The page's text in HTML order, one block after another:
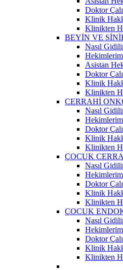
Doktor
Klinik
Klinikten
BEYİN VE
Nasıl
Asistan
Doktor
Klinik
Klinikten
CERRAHİ
Nasıl
Doktor
Klinik
Klinikten
ÇOCUK
Nasıl
Doktor
Klinik
Klinikten
ÇOCUK
Nasıl
Doktor
Klinik
Klinikten